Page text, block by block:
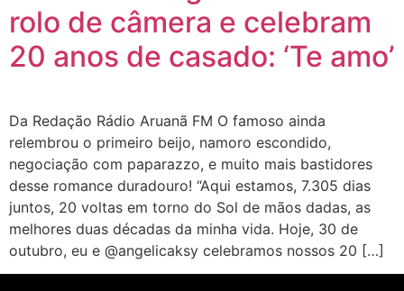
rolo de câmera e celebram
20 anos de casado: ‘Te amo’
Da Redação Rádio Aruanã FM O famoso ainda
relembrou o primeiro beijo, namoro escondido,
negociação com paparazzo, e muito mais bastidores
desse romance duradouro! “Aqui estamos, 7.305 dias
juntos, 20 voltas em torno do Sol de mãos dadas, as
melhores duas décadas da minha vida. Hoje, 30 de
outubro, eu e @angelicaksy celebramos nossos 20 […]